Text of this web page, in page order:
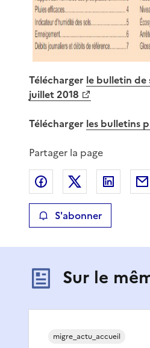
Télécharger le bulletin de
juillet 2018
Télécharger les bulletins
Partager la page
Partager sur Facebook
Partager sur X
S'abonner
Sur le
migre_actu_accueil